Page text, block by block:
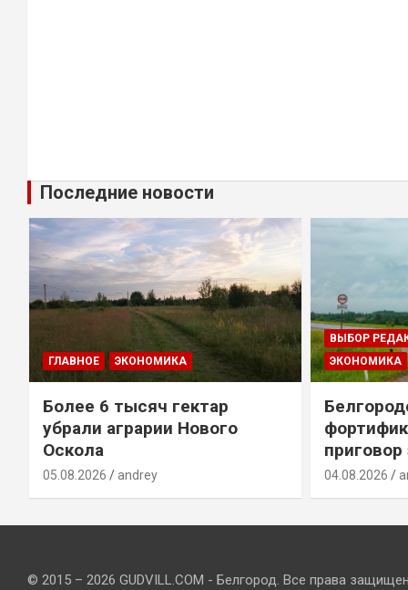
Последние новости
ГЛАВНОЕ ЭКОНОМИКА
Более 6 тысяч гектар
убрали аграрии Нового
Оскола
05.08.2026 andrey
ВЫБОР
ЭКОНОМИКА
04.08.2026
© 2015 – 2026 GUDVILL.COM - Белгород. Все права